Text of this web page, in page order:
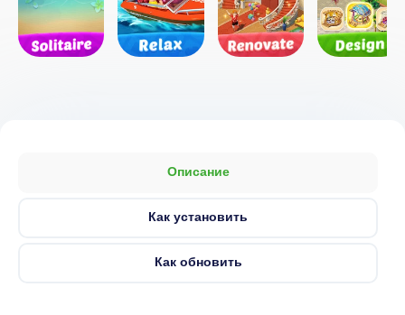
Описание
Как установить
Как обновить